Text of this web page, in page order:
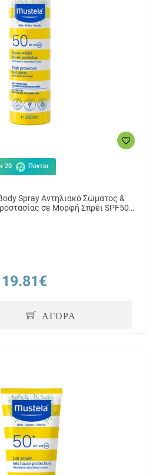
+ 20 Πόντοι
Spray Αντηλιακό Σώματος &
σε Μορφή Σπρέι SPF50
19.81€
ΑΓΟΡΑ